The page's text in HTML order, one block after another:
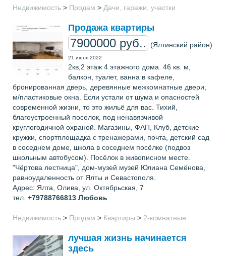
Недвижимость > Продам > Дачи, гаражи, участки
Продажа квартиры
7900000 руб.. (Ялтинский район)
21 июля 2022
2кв,2 этаж 4 этажного дома. 46 кв. м,
балкон, туалет, ванна в кафеле,
бронированная дверь, деревянные межкомнатные двери,
м/пластиковые окна. Если устали от шума и опасностей
современной жизни, то это жильё для вас. Тихий,
благоустроенный поселок, под ненавязчивой
круглогодичной охраной. Магазины, ФАП, Клуб, детские
кружки, спортплощадка с тренажерами, почта, детский сад
в соседнем доме, школа в соседнем посёлке (подвоз
школьным автобусом). Посёлок в живописном месте.
"Чёртова лестница", дом-музей музей Юлиана Семёнова,
равноудаленность от Ялты и Севастополя.
Адрес: Ялта, Олива, ул. Октябрьская, 7
тел. +79788766813 Любовь
Недвижимость > Продам > Квартиры > 2-комнатные
лучшая жизнь начинается
здесь